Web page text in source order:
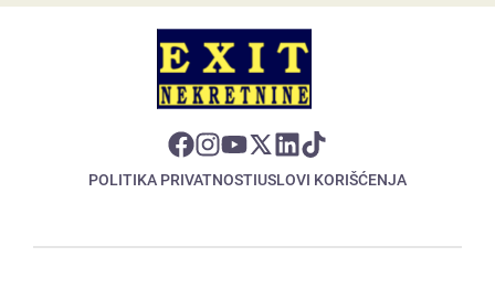
POLITIKA PRIVATNOSTIUSLOVI KORIŠĆENJA